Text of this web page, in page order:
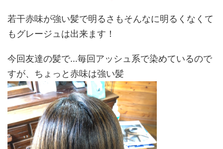
o
k
若干赤味が強い髪で明るさもそんなに明るくなくて
もグレージュは出来ます！
今回友達の髪で…毎回アッシュ系で染めているので
すが、ちょっと赤味は強い髪